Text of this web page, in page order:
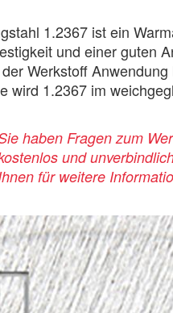
1.2367 ist ein
und einer guten
Werkstoff
wird 1.2367 im
haben Fragen zum
und
für weitere